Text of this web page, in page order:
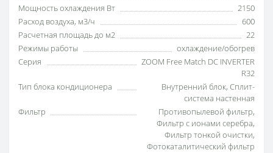
Мощность охлаждения Вт
2150
Расход воздуха, м3/ч
600
Расчетная площадь до м2
22
Режимы работы
охлаждение/обогрев
Серия
ZOOM Free Match DC INVERTER
R32
Тип блока кондиционера
Внутренний блок, Сплит-
система настенная
Фильтр
Противопылевой фильтр,
Фильтр с ионами серебра,
Фильтр тонкой очистки,
Фотокаталитический фильтр